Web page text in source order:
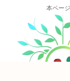
本ペー